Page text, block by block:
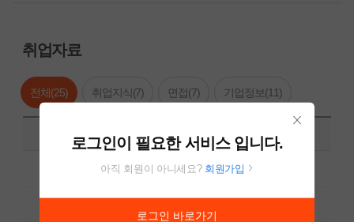
취업자료
전체(25) 취업지식(7) 면접(7) 기업정보(11)
내용
[고려아연(주)] 공채총정리
로그인이 필요한 서비스 입니다.
아직 회원이 아니세요? 회원가입
로그인 바로가기